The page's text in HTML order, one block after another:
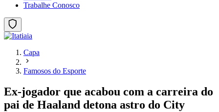
Trabalhe Conosco
Capa
Famosos do Esporte
Ex-jogador que acabou com a carreira do
pai de Haaland detona astro do City